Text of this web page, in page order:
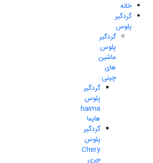
خانه
گردگیر
پلوس
گردگیر
پلوس
ماشین
های
چینی
گردگیر
پلوس
haima
هایما
گردگیر
پلوس
Chery
چری